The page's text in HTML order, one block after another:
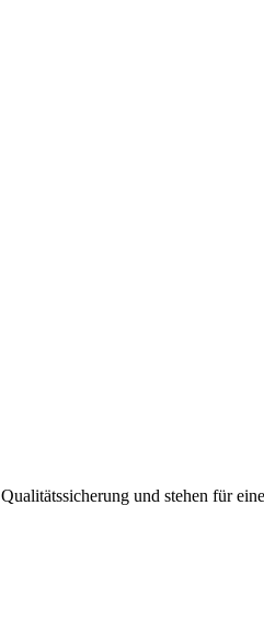
und stehen für